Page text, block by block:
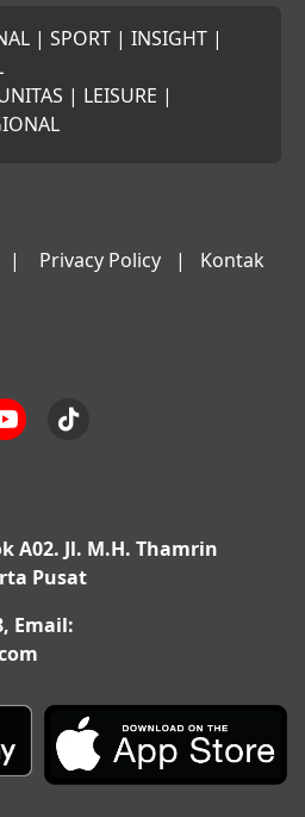
| SPORT | INSIGHT |
| LEISURE |
| Privacy Policy | Kontak
A02. Jl. M.H. Thamrin
Pusat
Email: